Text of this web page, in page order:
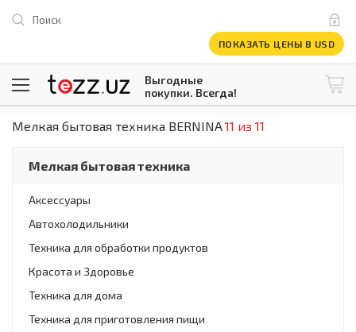
Поиск
ПОКАЗАТЬ ЦЕНЫ В USD
Выгодные
покупки. Всегда!
1 USD = 12 296.16 сум \ @tezzuz
Все категории
Компьютеры и оргтехника
Телевизоры
Климатическая техника
Встраиваемая техника
Мелкая бытовая техника
Климатическая техника
Встраиваемая техника
Крупнобытовая техника
Мелкая бытовая техника
Мелкая бытовая техника BERNINA11 из 11
Мелкая бытовая техника
Аксессуары
Автохолодильники
Техника для обработки продуктов
Красота и Здоровье
Техника для дома
Техника для приготовления пищи